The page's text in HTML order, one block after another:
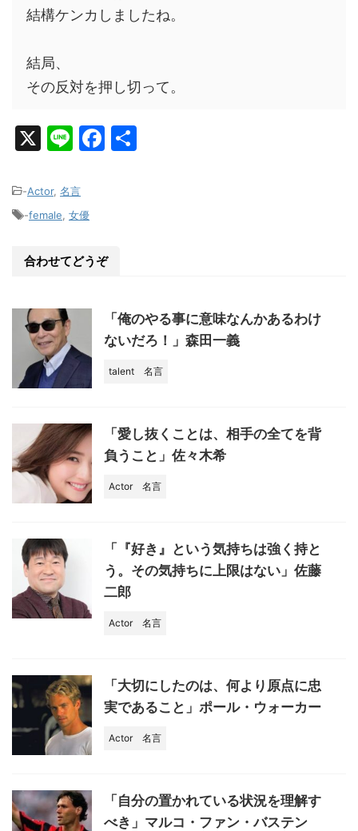
結構ケンカしましたね。
結局、
その反対を押し切って。
X
Li
e
F
o
k
-Actor, 名言
-female 女優
合わせてどうぞ
「俺のやる事に意味なんかあるわけ
ないだろ！」森田一義
talent 名言
「愛し抜くことは、相手の全てを背
負うこと」佐々木希
Actor 名言
「『好き』という気持ちは強く持と
う。その気持ちに上限はない」佐藤
二郎
Actor 名言
「大切にしたのは、何より原点に忠
実であること」ポール・ウォーカー
Actor 名言
「自分の置かれている状況を理解す
べき」マルコ・ファン・バステン